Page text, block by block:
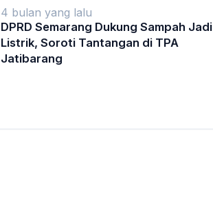
4 bulan yang lalu
DPRD Semarang Dukung Sampah Jadi
Listrik, Soroti Tantangan di TPA
Jatibarang